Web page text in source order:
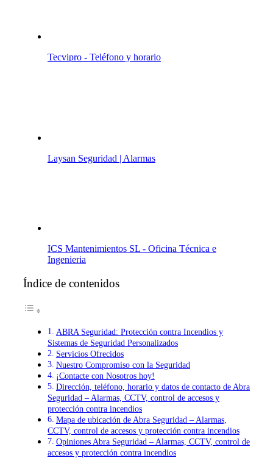
Tecvipro - Teléfono y horario
Laysan Seguridad | Alarmas
ICS Mantenimientos SL - Oficina Técnica e
Ingenieria
Índice de contenidos
ABRA Seguridad: Protección contra Incendios y
Sistemas de Seguridad Personalizados
Servicios Ofrecidos
Nuestro Compromiso con la Seguridad
¡Contacte con Nosotros hoy!
Dirección, teléfono, horario y datos de contacto de Abra
Seguridad – Alarmas, CCTV, control de accesos y
protección contra incendios
Mapa de ubicación de Abra Seguridad – Alarmas,
CCTV, control de accesos y protección contra incendios
Opiniones Abra Seguridad – Alarmas, CCTV, control de
accesos y protección contra incendios